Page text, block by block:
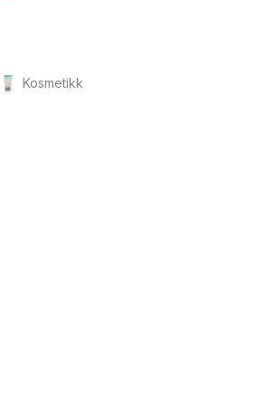
Kosmetikk